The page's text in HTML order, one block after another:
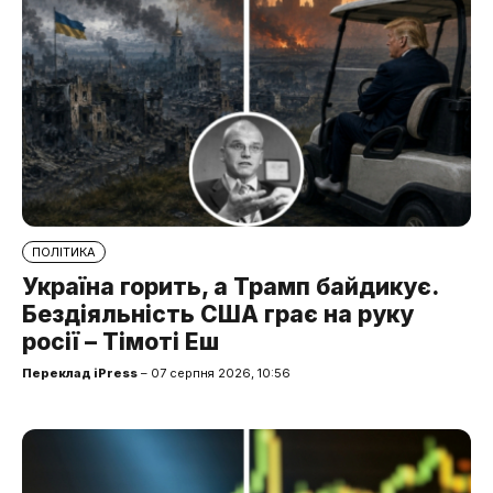
ПОЛІТИКА
Україна горить, а Трамп байдикує.
Бездіяльність США грає на руку
росії – Тімоті Еш
Переклад iPress – 07 серпня 2026, 10:56